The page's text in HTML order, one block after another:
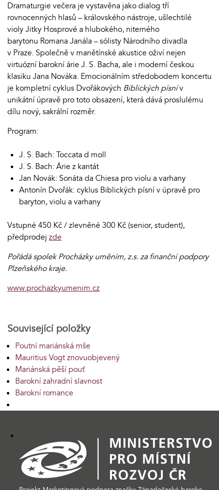
Dramaturgie večera je vystavěna jako dialog tří
rovnocenných hlasů – královského nástroje, ušlechtilé
violy Jitky Hosprové a hlubokého, niterného
barytonu Romana Janála – sólisty Národního divadla
v Praze. Společně v manětínské akustice oživí nejen
virtuózní barokní árie J. S. Bacha, ale i moderní českou
klasiku Jana Nováka. Emocionálním středobodem koncertu
je kompletní cyklus Dvořákových Biblických písnív
unikátní úpravě pro toto obsazení, která dává proslulému
dílu nový, sakrální rozměr.
Program:
J. S. Bach: Toccata d moll
J. S. Bach: Árie z kantát
Jan Novák: Sonáta da Chiesa pro violu a varhany
Antonín Dvořák: cyklus Biblických písní v úpravě pro
baryton, violu a varhany
Vstupné 450 Kč / zlevněné 300 Kč (senior, student),
předprodej zde
Pořádá spolek Procházky uměním, z.s. za finanční podpory
Plzeňského kraje.
www.prochazkyumenim.cz
Související položky
Poutní mariánská mše
Mauritius Vogt znovuobjevený
Mariánská pěší pouť
Barokní zahradní slavnost
Barokní romance